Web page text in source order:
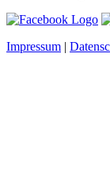
Impressum |